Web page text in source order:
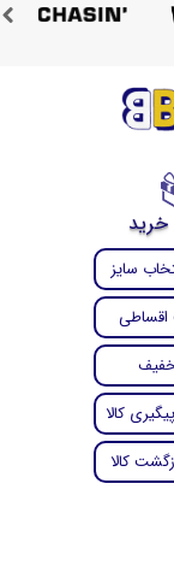
خرید
سایز
اقساطی
کالا
کالا